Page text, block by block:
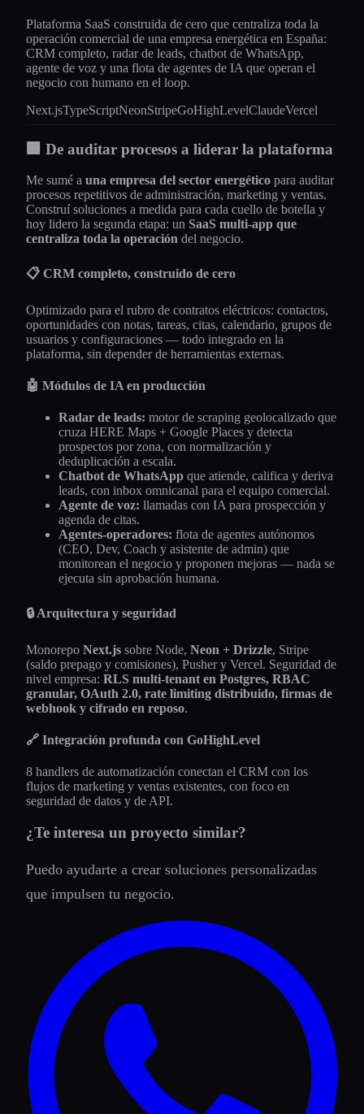
Plataforma SaaS construida de cero que centraliza toda la
operación comercial de una empresa energética en España:
CRM completo, radar de leads, chatbot de WhatsApp,
agente de voz y una flota de agentes de IA que operan el
negocio con humano en el loop.
Next.jsTypeScriptNeonStripeGoHighLevelClaudeVercel
🏢 De auditar procesos a liderar la plataforma
Me sumé a una empresa del sector energético para auditar
procesos repetitivos de administración, marketing y ventas.
Construí soluciones a medida para cada cuello de botella y
hoy lidero la segunda etapa: un SaaS multi-app que
centraliza toda la operación del negocio.
📋 CRM completo, construido de cero
Optimizado para el rubro de contratos eléctricos: contactos,
oportunidades con notas, tareas, citas, calendario, grupos de
usuarios y configuraciones — todo integrado en la
plataforma, sin depender de herramientas externas.
🤖 Módulos de IA en producción
Radar de leads: motor de scraping geolocalizado que
cruza HERE Maps + Google Places y detecta
prospectos por zona, con normalización y
deduplicación a escala.
Chatbot de WhatsApp que atiende, califica y deriva
leads, con inbox omnicanal para el equipo comercial.
Agente de voz: llamadas con IA para prospección y
agenda de citas.
Agentes-operadores: flota de agentes autónomos
(CEO, Dev, Coach y asistente de admin) que
monitorean el negocio y proponen mejoras — nada se
ejecuta sin aprobación humana.
🔒 Arquitectura y seguridad
Monorepo Next.js sobre Node, Neon + Drizzle, Stripe
(saldo prepago y comisiones), Pusher y Vercel. Seguridad de
nivel empresa: RLS multi-tenant en Postgres, RBAC
granular, OAuth 2.0, rate limiting distribuido, firmas de
webhook y cifrado en reposo.
🔗 Integración profunda con GoHighLevel
8 handlers de automatización conectan el CRM con los
flujos de marketing y ventas existentes, con foco en
seguridad de datos y de API.
¿Te interesa un proyecto similar?
Puedo ayudarte a crear soluciones personalizadas
que impulsen tu negocio.